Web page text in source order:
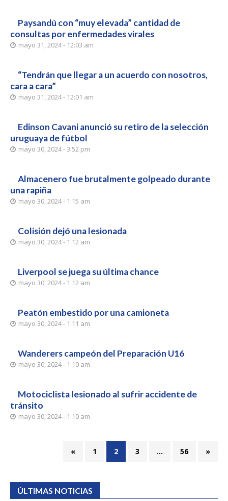
Paysandú con “muy elevada” cantidad de
consultas por enfermedades virales
mayo 31, 2024 - 12:03 am
“Tendrán que llegar a un acuerdo con nosotros,
cara a cara”
mayo 31, 2024 - 12:01 am
Edinson Cavani anunció su retiro de la selección
uruguaya de fútbol
mayo 30, 2024 - 3:52 pm
Almacenero fue brutalmente golpeado durante
una rapiña
mayo 30, 2024 - 1:15 am
Colisión dejó una lesionada
mayo 30, 2024 - 1:12 am
Liverpool se juega su última chance
mayo 30, 2024 - 1:12 am
Peatón embestido por una camioneta
mayo 30, 2024 - 1:11 am
Wanderers campeón del Preparación U16
mayo 30, 2024 - 1:10 am
Motociclista lesionado al sufrir accidente de
tránsito
mayo 30, 2024 - 1:10 am
« 1 2 3 … 56 »
ÚLTIMAS NOTICIAS